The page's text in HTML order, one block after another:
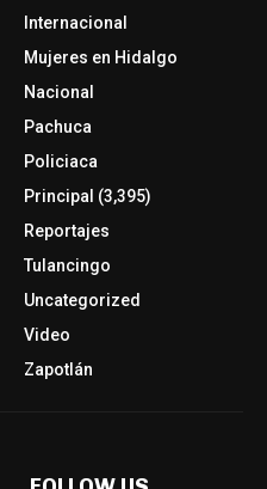
Internacional
Mujeres en Hidalgo
Nacional
Pachuca
Policiaca
Principal (3,395)
Reportajes
Tulancingo
Uncategorized
Video
Zapotlán